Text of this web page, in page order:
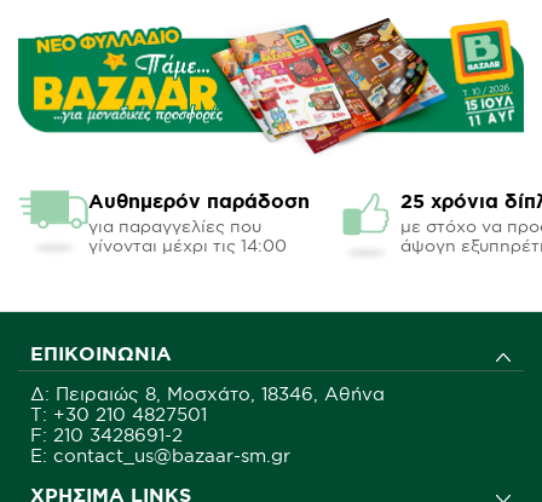
Αυθημερόν παράδοση
για παραγγελίες που
γίνονται μέχρι τις 14:00
25 χρόνια
με στόχο να
άψογη
ΕΠΙΚΟΙΝΩΝΊΑ
Δ: Πειραιώς 8, Μοσχάτο, 18346, Αθήνα
Τ: +30 210 4827501
F: 210 3428691-2
E: contact_us@bazaar-sm.gr
ΧΡΉΣΙΜΑ LINKS